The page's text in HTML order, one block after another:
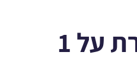
על 1